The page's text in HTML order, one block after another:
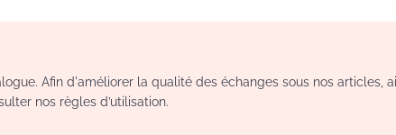
Afin d'améliorer la qualité des échanges sous nos articles,
nos règles d’utilisation.